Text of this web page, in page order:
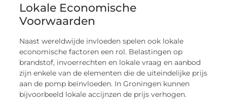
Lokale Economische
Voorwaarden
Naast wereldwijde invloeden spelen ook lokale
economische factoren een rol. Belastingen op
brandstof, invoerrechten en lokale vraag en aanbod
zijn enkele van de elementen die de uiteindelijke prijs
aan de pomp beïnvloeden. In Groningen kunnen
bijvoorbeeld lokale accijnzen de prijs verhogen.